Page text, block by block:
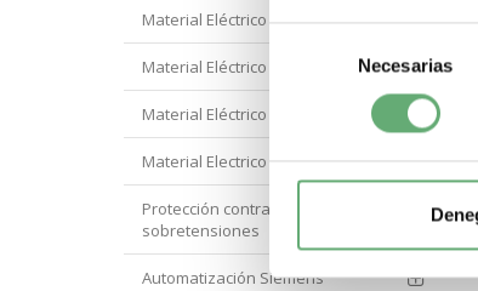
consentimiento
Necesarias
Material Eléctrico Eaton
Material Eléctrico Hager
Material Eléctrico Hyundai
Material Electrico Legrand
Protección contra
sobretensiones
Automatización Siemens